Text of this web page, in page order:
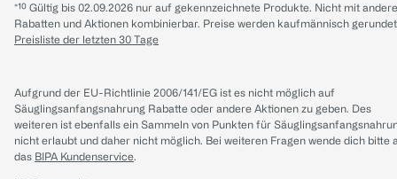
*¹⁰ Gültig bis 02.09.2026 nur auf gekennzeichnete Produkte. Nicht mit
Rabatten und Aktionen kombinierbar. Preise werden kaufmännisch
Preisliste der letzten 30 Tage
Aufgrund der EU-Richtlinie 2006/141/EG ist es nicht möglich auf
Säuglingsanfangsnahrung Rabatte oder andere Aktionen zu geben. Des
weiteren ist ebenfalls ein Sammeln von Punkten für
nicht erlaubt und daher nicht möglich. Bei weiteren Fragen wende dich bitte
das BIPA Kundenservice.